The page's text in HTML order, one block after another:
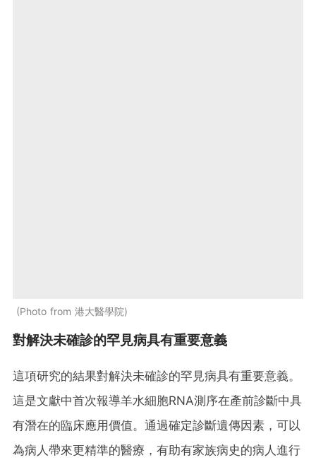
Photo from 港大醫學院
對解決未確診的罕見病具有重要意義
這項研究的結果對解決未確診的罕見病具有重要意義。
這是文獻中首次報導羊水細胞RNA測序在產前診斷中具
有潛在的臨床應用價值。通過確定診斷遺傳因素，可以
為病人帶來更精準的醫療，有助有家族病史的病人進行